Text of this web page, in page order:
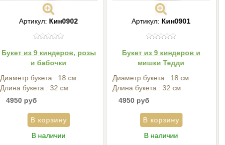
Артикул: Кин0902
Букет из 9 киндеров, розы
и бабочки
Диаметр букета : 18 см.
Длина букета : 32 см
4950 руб
В наличии
Артикул: Кин0901
Букет из 9 киндеров и
мишки Тедди
Диаметр букета : 18 см.
Длина букета : 32 см
4950 руб
В наличии